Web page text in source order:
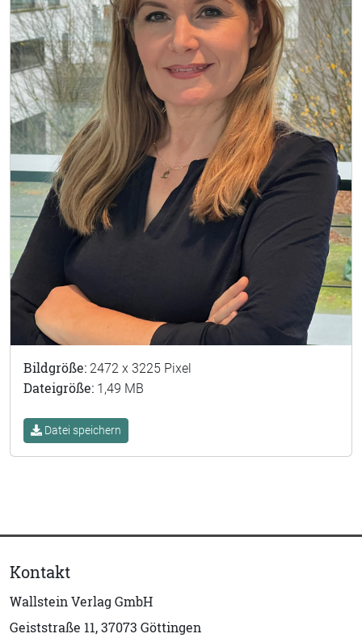
Bildgröße: 2472 x 3225 Pixel
Dateigröße: 1,49 MB
Datei speichern
Kontakt
Wallstein Verlag GmbH
Geiststraße 11, 37073 Göttingen